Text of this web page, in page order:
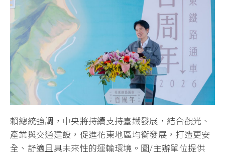
賴總統強調，中央將持續支持臺鐵發展，結合觀光、
產業與交通建設，促進花東地區均衡發展，打造更安
全、舒適且具未來性的運輸環境。圖/主辦單位提供